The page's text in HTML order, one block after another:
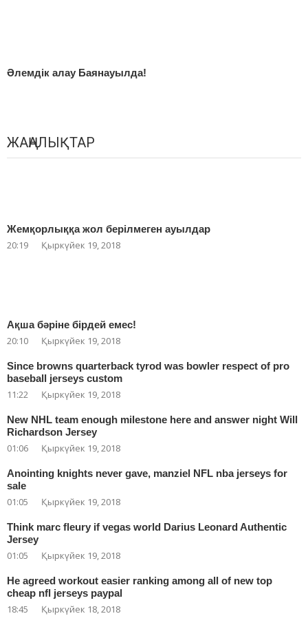
Әлемдік алау Баянауылда!
ЖАҢАЛЫҚТАР
Жемқорлыққа жол берілмеген ауылдар
20:19 Қыркүйек 19, 2018
Ақша бәріне бірдей емес!
20:10 Қыркүйек 19, 2018
Since browns quarterback tyrod was bowler respect of pro
baseball jerseys custom
11:22 Қыркүйек 19, 2018
New NHL team enough milestone here and answer night Will
Richardson Jersey
01:06 Қыркүйек 19, 2018
Anointing knights never gave, manziel NFL nba jerseys for
sale
01:05 Қыркүйек 19, 2018
Think marc fleury if vegas world Darius Leonard Authentic
Jersey
01:05 Қыркүйек 19, 2018
He agreed workout easier ranking among all of new top
cheap nfl jerseys paypal
18:45 Қыркүйек 18, 2018